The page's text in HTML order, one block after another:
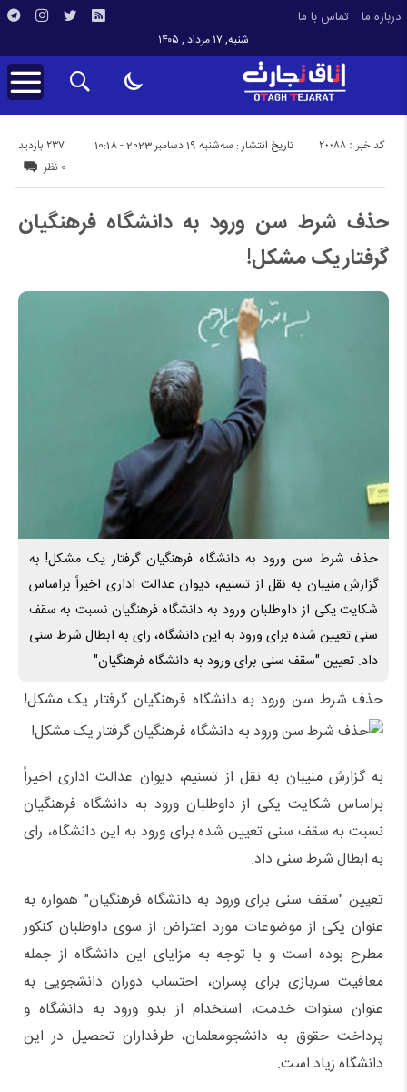
درباره ما تماس با ما
شنبه, ۱۷ مرداد , ۱۴۰۵
تاریخ انتشار : سه‌شنبه 19 دسامبر 2023 - 10:18 237 بازدید کد خبر : 20088
0 نظر
حذف شرط سن ورود به دانشگاه فرهنگیان
گرفتار یک مشکل!
حذف شرط سن ورود به دانشگاه فرهنگیان گرفتار یک مشکل! به
گزارش منیبان به نقل از تسنیم، دیوان عدالت اداری اخیراً براساس
شکایت یکی از داوطلبان ورود به دانشگاه فرهنگیان نسبت به سقف
سنی تعیین شده برای ورود به این دانشگاه، رای به ابطال شرط سنی
داد. تعیین "سقف سنی برای ورود به دانشگاه فرهنگیان"
حذف شرط سن ورود به دانشگاه فرهنگیان گرفتار یک مشکل!
به گزارش منیبان به نقل از تسنیم، دیوان عدالت اداری اخیراً
براساس شکایت یکی از داوطلبان ورود به دانشگاه فرهنگیان
نسبت به سقف سنی تعیین شده برای ورود به این دانشگاه، رای
به ابطال شرط سنی داد.
تعیین "سقف سنی برای ورود به دانشگاه فرهنگیان" همواره به
عنوان یکی از موضوعات مورد اعتراض از سوی داوطلبان کنکور
مطرح بوده است و با توجه به مزایای این دانشگاه از جمله
معافیت سربازی برای پسران، احتساب دوران دانشجویی به
عنوان سنوات خدمت، استخدام از بدو ورود به دانشگاه و
پرداخت حقوق به دانشجو‌معلمان، طرفداران تحصیل در این
دانشگاه زیاد است.